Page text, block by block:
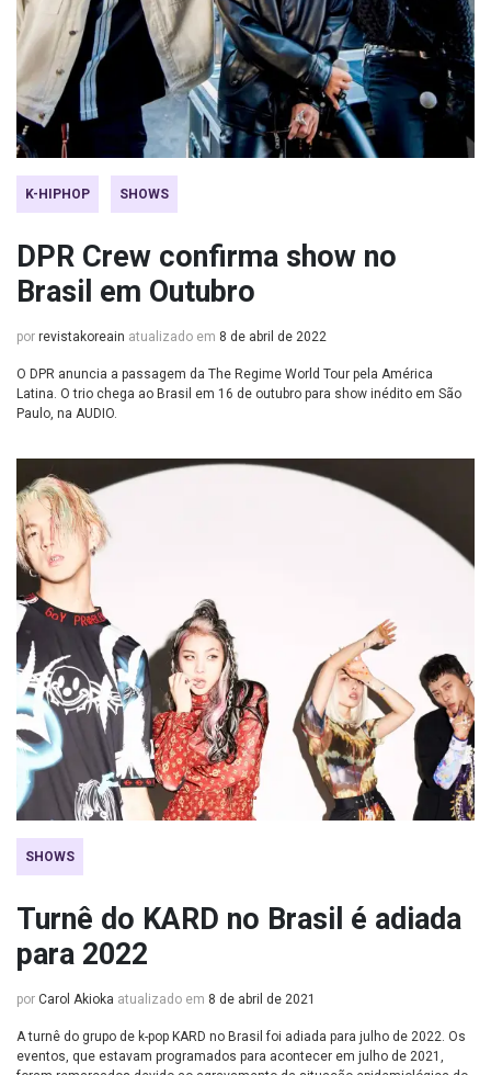
K-HIPHOP SHOWS
DPR Crew confirma show no
Brasil em Outubro
por revistakoreain atualizado em 8 de abril de 2022
O DPR anuncia a passagem da The Regime World Tour pela América
Latina. O trio chega ao Brasil em 16 de outubro para show inédito em São
Paulo, na AUDIO.
SHOWS
Turnê do KARD no Brasil é adiada
para 2022
por Carol Akioka atualizado em 8 de abril de 2021
A turnê do grupo de k-pop KARD no Brasil foi adiada para julho de 2022. Os
eventos, que estavam programados para acontecer em julho de 2021,